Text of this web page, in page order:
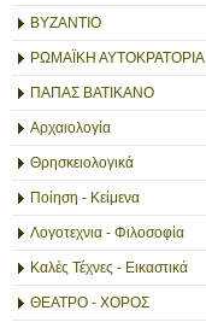
ΒΥΖΑΝΤΙΟ
ΡΩΜΑΪΚΗ ΑΥΤΟΚΡΑΤΟΡΙΑ
ΠΑΠΑΣ ΒΑΤΙΚΑΝΟ
Αρχαιολογία
Θρησκειολογικά
Ποίηση - Κείμενα
Λογοτεχνια - Φιλοσοφία
Καλές Τέχνες - Εικαστικά
ΘΕΑΤΡΟ - ΧΟΡΟΣ